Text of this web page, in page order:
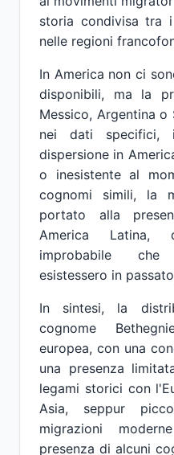
storia condivisa tra
nelle regioni
In America non ci
disponibili, ma la
Messico, Argentina
nei dati
dispersione in
o inesistente al
cognomi simili, la
portato alla
America Latina,
improbabile che
esistessero in
In sintesi, la
cognome
europea, con una
una presenza
legami storici con
Asia, seppur
migrazioni
presenza di alcuni